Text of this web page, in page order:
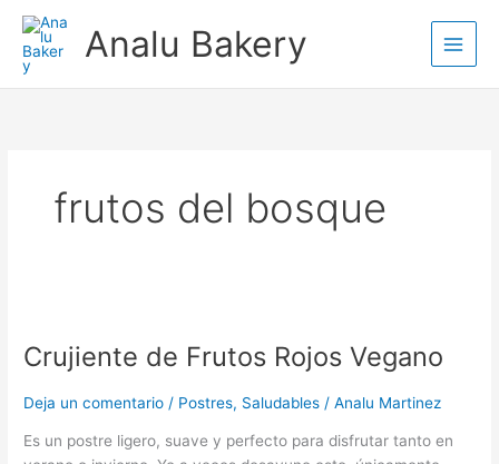
contenido
Analu Bakery
frutos del bosque
Crujiente de Frutos Rojos Vegano
Deja un comentario / Postres, Saludables /Analu Martinez
Es un postre ligero, suave y perfecto para disfrutar tanto en
Frutos
Vegano